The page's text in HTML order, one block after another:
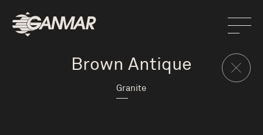
Brown Antique
Granite